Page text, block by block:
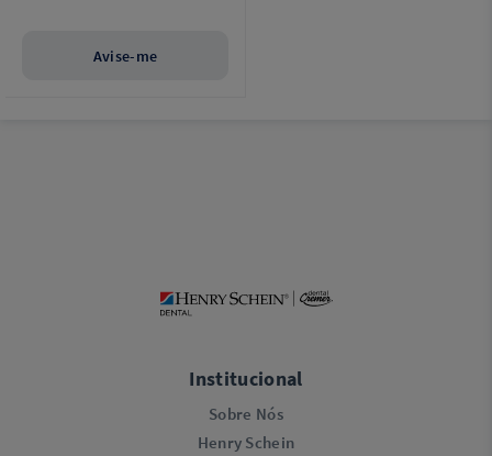
Avise-me
Institucional
Sobre Nós
Henry Schein